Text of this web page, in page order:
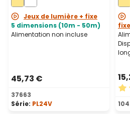
Jeux de lumière + fixe
5 dimensions (10m - 50m)
Alimentation non incluse
45,73 €
37663
Série: PL24V
fixe